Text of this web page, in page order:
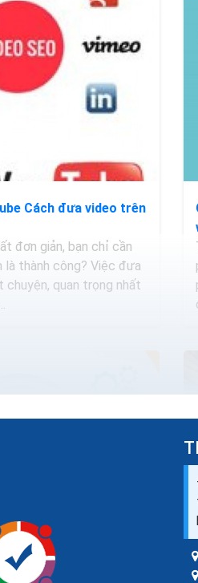
Cách đưa video trên
đơn giản, bạn chỉ cần
là thành công? Việc đưa
quan trọng nhất
hiểu về dịch vụ seo